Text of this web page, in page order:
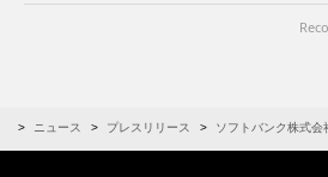
ニュース プレスリリース ソフトバンク株式会